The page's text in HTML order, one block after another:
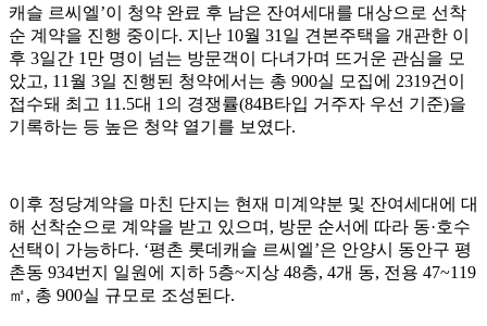
캐슬 르씨엘’이 청약 완료 후 남은 잔여세대를 대상으로 선착
순 계약을 진행 중이다. 지난 10월 31일 견본주택을 개관한 이
후 3일간 1만 명이 넘는 방문객이 다녀가며 뜨거운 관심을 모
았고, 11월 3일 진행된 청약에서는 총 900실 모집에 2319건이
접수돼 최고 11.5대 1의 경쟁률(84B타입 거주자 우선 기준)을
기록하는 등 높은 청약 열기를 보였다.
이후 정당계약을 마친 단지는 현재 미계약분 및 잔여세대에 대
해 선착순으로 계약을 받고 있으며, 방문 순서에 따라 동·호수
선택이 가능하다. ‘평촌 롯데캐슬 르씨엘’은 안양시 동안구 평
촌동 934번지 일원에 지하 5층~지상 48층, 4개 동, 전용 47~119
㎡, 총 900실 규모로 조성된다.